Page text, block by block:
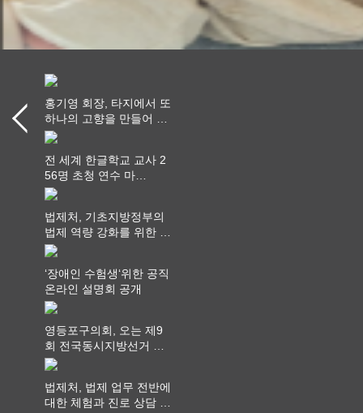
홍기영 회장, 타지에서 또
하나의 고향을 만들어 가
다
전 세계 한글학교 교사 2
56명 초청 연수 마
쳐...“수업은 더 깊게, 교
법제처, 기초지방정부의
법제 역량 강화를 위한 전
라권 현장설명회 개최
‘장애인 수험생‘위한 공직
온라인 설명회 공개
영등포구의회, 오는 제9
회 전국동시지방선거 ‧
"공직사회는 어느 때보다
를 지켜야 할 것"
법제처, 법제 업무 전반에
대한 체험과 진로 상담 기